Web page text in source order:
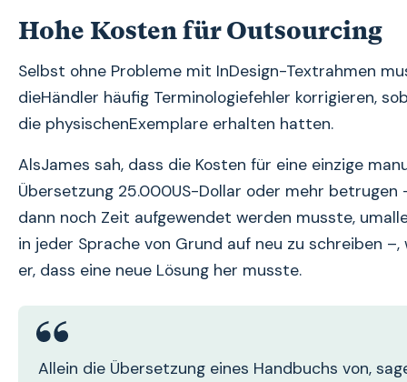
Hohe Kosten für Outsourcing
Selbst ohne Probleme mit InDesign-Textrahmen
dieHändler häufig Terminologiefehler korrigieren,
die physischenExemplare erhalten hatten.
AlsJames sah, dass die Kosten für eine einzige
Übersetzung 25.000US-Dollar oder mehr betrugen
dann noch Zeit aufgewendet werden musste,
in jeder Sprache von Grund auf neu zu schreiben –,
er, dass eine neue Lösung her musste.
Allein die Übersetzung eines Handbuchs von,